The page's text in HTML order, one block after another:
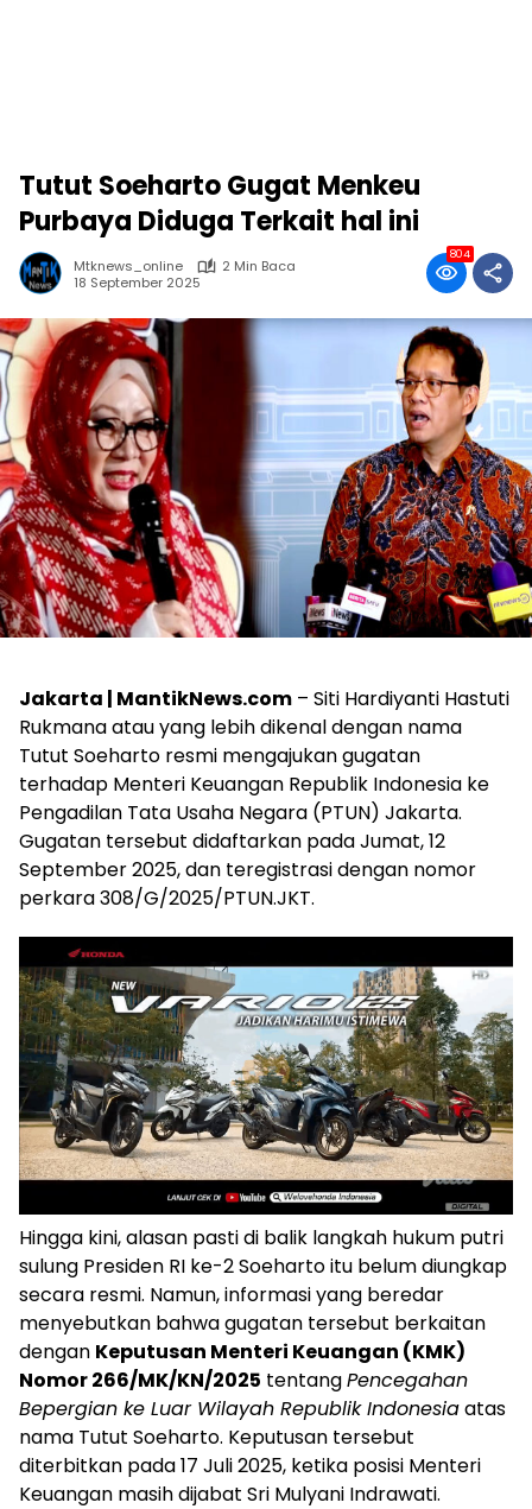
Tutut Soeharto Gugat Menkeu
Purbaya Diduga Terkait hal ini
Mtknews_online
2 Min Baca
18 September 2025
804
Jakarta | MantikNews.com – Siti Hardiyanti Hastuti
Rukmana atau yang lebih dikenal dengan nama
Tutut Soeharto resmi mengajukan gugatan
terhadap Menteri Keuangan Republik Indonesia ke
Pengadilan Tata Usaha Negara (PTUN) Jakarta.
Gugatan tersebut didaftarkan pada Jumat, 12
September 2025, dan teregistrasi dengan nomor
perkara 308/G/2025/PTUN.JKT.
Hingga kini, alasan pasti di balik langkah hukum putri
sulung Presiden RI ke-2 Soeharto itu belum diungkap
secara resmi. Namun, informasi yang beredar
menyebutkan bahwa gugatan tersebut berkaitan
dengan Keputusan Menteri Keuangan (KMK)
Nomor 266/MK/KN/2025 tentangPencegahan
Bepergian ke Luar Wilayah Republik Indonesiaatas
nama Tutut Soeharto. Keputusan tersebut
diterbitkan pada 17 Juli 2025, ketika posisi Menteri
Keuangan masih dijabat Sri Mulyani Indrawati.